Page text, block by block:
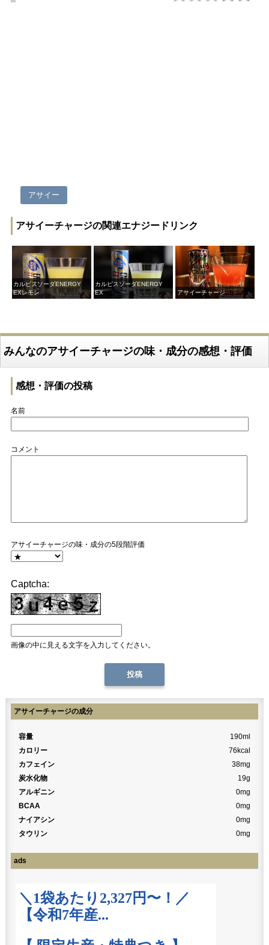
アサイー
アサイーチャージの関連エナジードリンク
カルピスソーダENERGY
EXレモン
カルピスソーダENERGY
EX
アサイーチャージ
みんなのアサイーチャージの味・成分の感想・評価
感想・評価の投稿
名前
コメント
アサイーチャージの味・成分の5段階評価
Captcha:
画像の中に見える文字を入力してください。
アサイーチャージの成分
容量
190ml
カロリー
76kcal
カフェイン
38mg
炭水化物
19g
アルギニン
0mg
BCAA
0mg
ナイアシン
0mg
タウリン
0mg
ads